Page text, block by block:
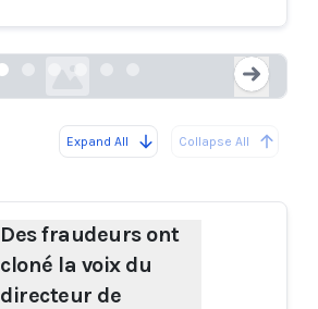
Expand All Collapse All
Des fraudeurs ont
cloné la voix du
directeur de